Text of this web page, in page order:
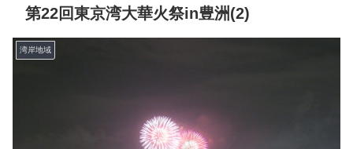
第22回東京湾大華火祭in豊洲(2)
湾岸地域